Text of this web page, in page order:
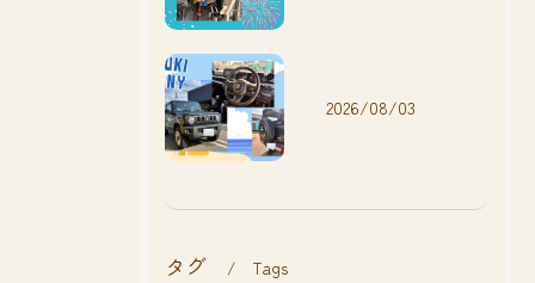
2026/08/03
タグ Tags